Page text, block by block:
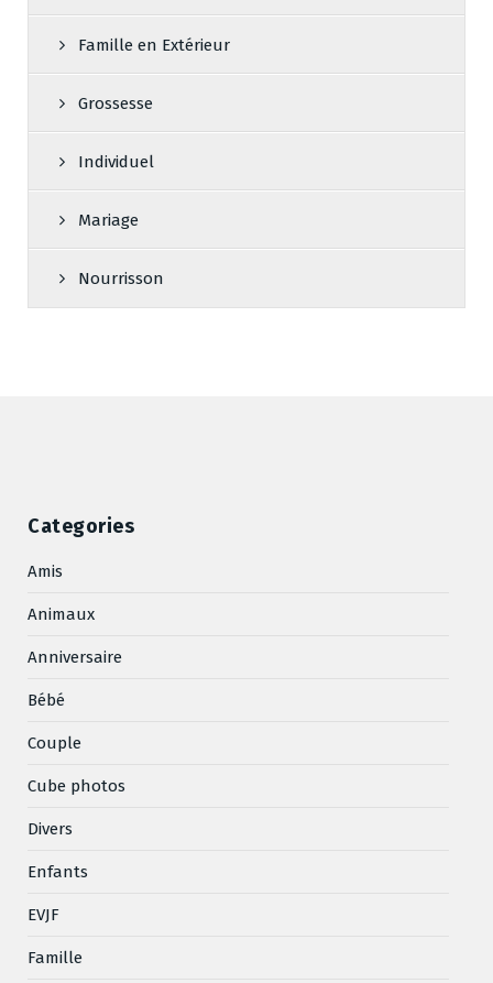
Famille en Extérieur
Grossesse
Individuel
Mariage
Nourrisson
Categories
Amis
Animaux
Anniversaire
Bébé
Couple
Cube photos
Divers
Enfants
EVJF
Famille